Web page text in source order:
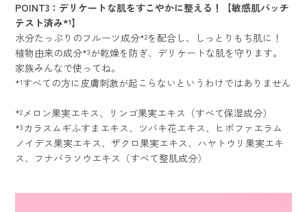
POINT3：デリケートな肌をすこやかに整える！【敏感肌パッチ
テスト済み*¹】
水分たっぷりのフルーツ成分*²を配合し、しっとりもち肌に！
植物由来の成分*³が乾燥を防ぎ、デリケートな肌を守ります。
家族みんなで使ってね。
*¹すべての方に皮膚刺激が起こらないというわけではありません
*²メロン果実エキス、リンゴ果実エキス（すべて保湿成分）
*³カラスムギふすまエキス、ツバキ花エキス、ヒポファエラム
ノイデス果実エキス、ザクロ果実エキス、ハヤトウリ果実エキ
ス、フナバラソウエキス（すべて整肌成分）